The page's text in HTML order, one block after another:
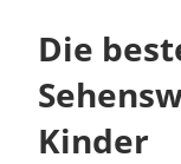
Die
Kinder